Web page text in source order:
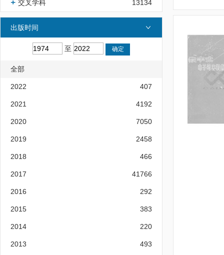
交叉学科 13134
出版时间
至
全部
2022 407
2021 4192
2020 7050
2019 2458
2018 466
2017 41766
2016 292
2015 383
2014 220
2013 493